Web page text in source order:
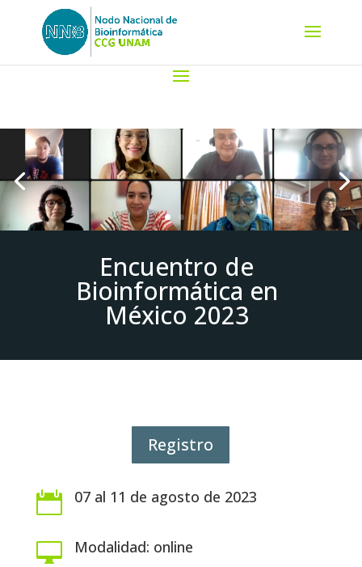
Encuentro de
Bioinformática en
México 2023
Registro
 07 al 11 de agosto de 2023
 Modalidad: online